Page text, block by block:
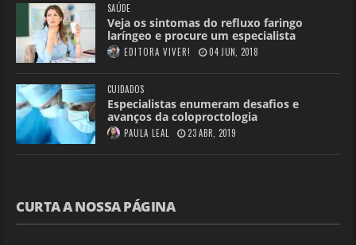
SAÚDE
Veja os sintomas do refluxo faringo
laríngeo e procure um especialista
EDITORA VIVER! 04 JUN, 2018
CUIDADOS
Especialistas enumeram desafios e
avanços da coloproctologia
PAULA LEAL 23 ABR, 2019
CURTA A NOSSA PÁGINA